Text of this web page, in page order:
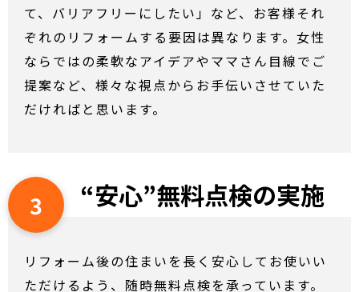
て、バリアフリーにしたい」など、お客様それ
ぞれのリフォームする要因は異なります。女性
ならではの柔軟なアイデアやママさん目線でご
提案など、様々な視点からお手伝いさせていた
だければと思います。
3 “安心”無料点検の実施
リフォーム後の住まいを長く安心してお使いい
ただけるよう、随時無料点検を承っています。